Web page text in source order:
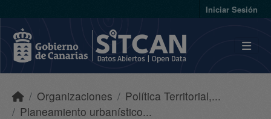
Iniciar Sesión
Organizaciones
Política Territorial,...
Planeamiento urbanístico...